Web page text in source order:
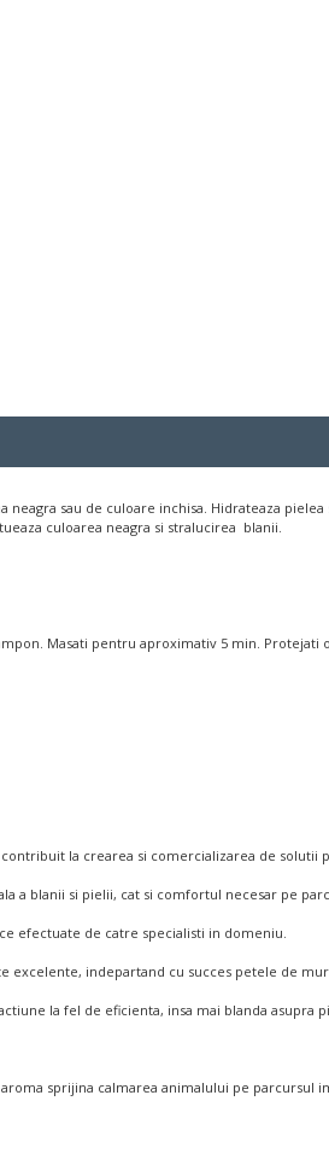
sau de culoare inchisa. Hidrateaza
culoarea neagra si stralucirea blanii.
Masati pentru aproximativ 5 min.
a contribuit la crearea si comercializarea de
a blanii si pielii, cat si comfortul necesar pe
efectuate de catre specialisti in domeniu.
indepartand cu succes petele de
la fel de eficienta, insa mai blanda asupra
sprijina calmarea animalului pe parcursul